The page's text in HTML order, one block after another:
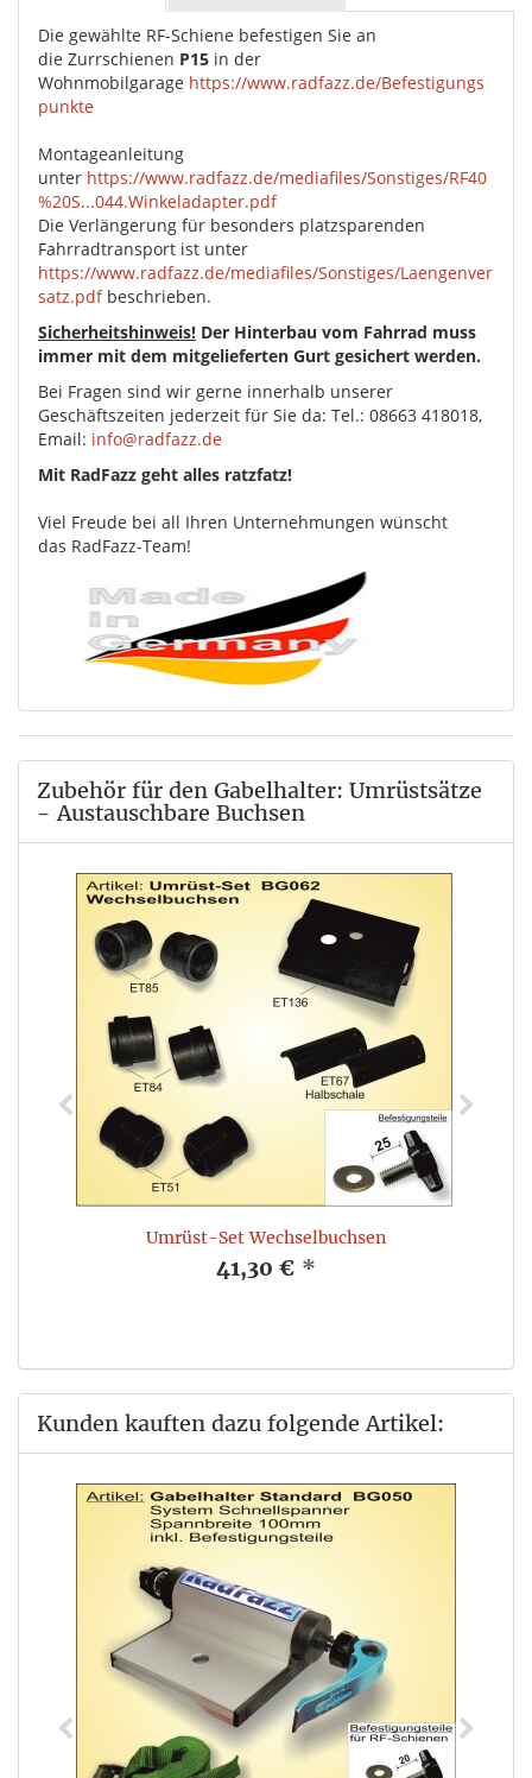
Die gewählte RF-Schiene befestigen Sie an
die Zurrschienen P15 in der
Wohnmobilgarage https://www.radfazz.de/Befestigungs
punkte
Montageanleitung
unter https://www.radfazz.de/mediafiles/Sonstiges/RF40
%20S...044.Winkeladapter.pdf
Die Verlängerung für besonders platzsparenden
Fahrradtransport ist unter
https://www.radfazz.de/mediafiles/Sonstiges/Laengenver
satz.pdfbeschrieben.
Sicherheitshinweis! Der Hinterbau vom Fahrrad muss
immer mit dem mitgelieferten Gurt gesichert werden.
Bei Fragen sind wir gerne innerhalb unserer
Geschäftszeiten jederzeit für Sie da: Tel.: 08663 418018,
Email: info@radfazz.de
Mit RadFazz geht alles ratzfatz!
Viel Freude bei all Ihren Unternehmungen wünscht
das RadFazz-Team!
Zubehör für den Gabelhalter: Umrüstsätze
- Austauschbare Buchsen
Umrüst-Set Wechselbuchsen
41,30 € *
Kunden kauften dazu folgende Artikel: